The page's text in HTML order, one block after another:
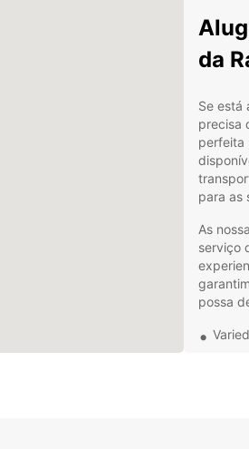
da
Se está
precisa
perfeita
para as
As
serviço
possa